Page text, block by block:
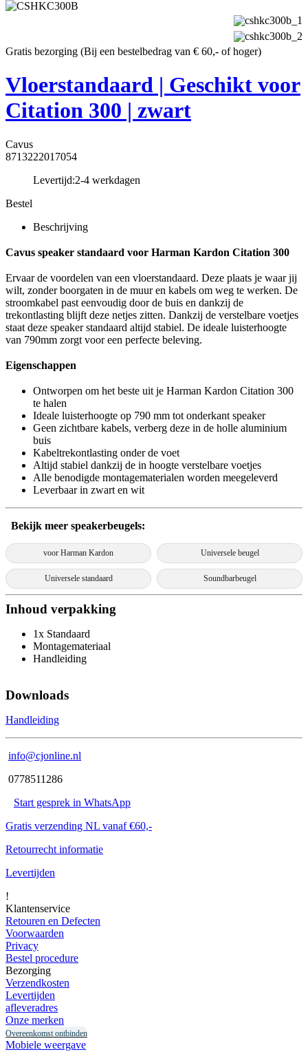
Gratis bezorging (Bij een bestelbedrag van € 60,- of hoger)
Vloerstandaard | Geschikt voor
Citation 300 | zwart
Cavus
8713222017054
Levertijd:2-4 werkdagen
Bestel
Beschrijving
Cavus speaker standaard voor Harman Kardon Citation 300
Ervaar de voordelen van een vloerstandaard. Deze plaats je waar jij
wilt, zonder boorgaten in de muur en kabels om weg te werken. De
stroomkabel past eenvoudig door de buis en dankzij de
trekontlasting blijft deze netjes zitten. Dankzij de verstelbare voetjes
staat deze speaker standaard altijd stabiel. De ideale luisterhoogte
van 790mm zorgt voor een perfecte beleving.
Eigenschappen
Ontworpen om het beste uit je Harman Kardon Citation 300
te halen
Ideale luisterhoogte op 790 mm tot onderkant speaker
Geen zichtbare kabels, verberg deze in de holle aluminium
buis
Kabeltrekontlasting onder de voet
Altijd stabiel dankzij de in hoogte verstelbare voetjes
Alle benodigde montagematerialen worden meegeleverd
Leverbaar in zwart en wit
Bekijk meer speakerbeugels:
voor Harman Kardon Universele beugel
Universele standaard Soundbarbeugel
Inhoud verpakking
1x Standaard
Montagemateriaal
Handleiding
Downloads
Handleiding
info@cjonline.nl
0778511286
Start gesprek in WhatsApp
Gratis verzending NL vanaf €60,-
Retourrecht informatie
Levertijden
!
Klantenservice
Retouren en Defecten
Voorwaarden
Privacy
Bestel procedure
Bezorging
Verzendkosten
Levertijden
afleveradres
Onze merken
Overeenkomst ontbinden
Mobiele weergave